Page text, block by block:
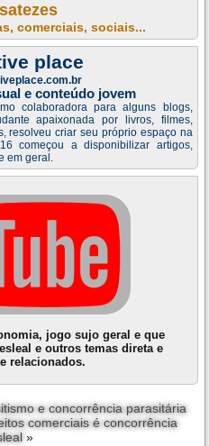
comerciais, sociais...
place
e conteúdo jovem
colaboradora para alguns blogs,
apaixonada por livros, filmes,
resolveu criar seu próprio espaço na
começou a disponibilizar artigos,
em geral.
jogo sujo geral e que
e outros temas direta e
relacionados.
e concorrência parasitária
comerciais é concorrência
»